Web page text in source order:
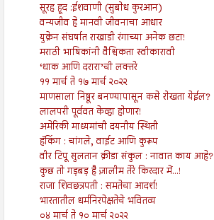
सूरह हूद :ईशवाणी (सुबोध कुरआन)
वन्यजीव हे मानवी जीवनाचा आधार
युक्रेन संघर्षात राखाडी रंगाच्या अनेक छटा!
मराठी भाषिकांनी वैश्विकता स्वीकारावी
‘धाक आणि दरारा’ची लक्तरे
११ मार्च ते १७ मार्च २०२२
माणसाला निष्ठूर बनण्यापासून कसे रोखता येईल?
लालपरी पूर्ववत केव्हा होणार!
अमेरिकी माध्यमांची दयनीय स्थिती
हॅकिंग : चांगले, वाईट आणि कुरूप
वीर टिपू सुलतान क्रीडा संकुल : नावात काय आहे?
कुछ तो गड़बड़ है ज़ालीम तेरे किरदार में...!
राजा शिवछत्रपती : समतेचा आदर्श!
भारतातील धर्मनिरपेक्षतेचे भवितव्य
०४ मार्च ते १० मार्च २०२२